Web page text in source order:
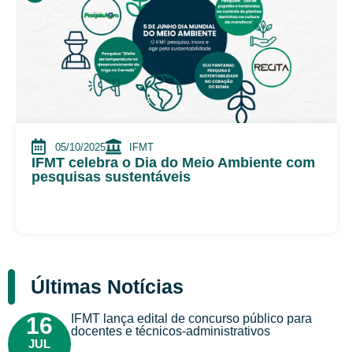
05/10/2025 IFMT
IFMT celebra o Dia do Meio Ambiente com
pesquisas sustentáveis
Últimas Notícias
16
JUL
IFMT lança edital de concurso público para
docentes e técnicos-administrativos